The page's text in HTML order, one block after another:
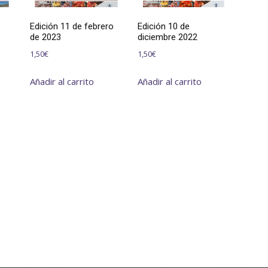
Edición 11 de febrero
de 2023
1,50€
Añadir al carrito
Edición 10 de
diciembre 2022
1,50€
Añadir al carrito